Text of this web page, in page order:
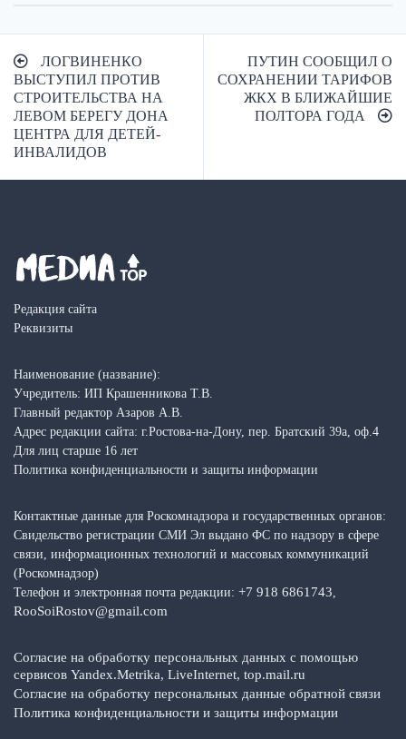
Навигация
по
записям
ЛОГВИНЕНКО
ВЫСТУПИЛ ПРОТИВ
СТРОИТЕЛЬСТВА НА
ЛЕВОМ БЕРЕГУ ДОНА
ЦЕНТРА ДЛЯ ДЕТЕЙ-
ИНВАЛИДОВ
ПУТИН СООБЩИЛ О
СОХРАНЕНИИ ТАРИФОВ
ЖКХ В БЛИЖАЙШИЕ
ПОЛТОРА ГОДА
Редакция сайта
Реквизиты
Наименование (название):
Учредитель: ИП Крашенникова Т.В.
Главный редактор Азаров А.В.
Адрес редакции сайта: г.Ростова-на-Дону, пер. Братский 39а, оф.4
Для лиц старше 16 лет
Политика конфиденциальности и защиты информации
Контактные данные для Роскомнадзора и государственных органов:
Свидельство регистрации СМИ Эл выдано ФС по надзору в сфере
связи, информационных технологий и массовых коммуникаций
(Роскомнадзор)
Телефон и электронная почта редакции: +7 918 6861743
RooSoiRostov@gmail.com
Согласие на обработку персональных данных с помощью
сервисов Yandex.Metrika, LiveInternet, top.mail.ru
Согласие на обработку персональных данные обратной связи
Политика конфиденциальности и защиты информации